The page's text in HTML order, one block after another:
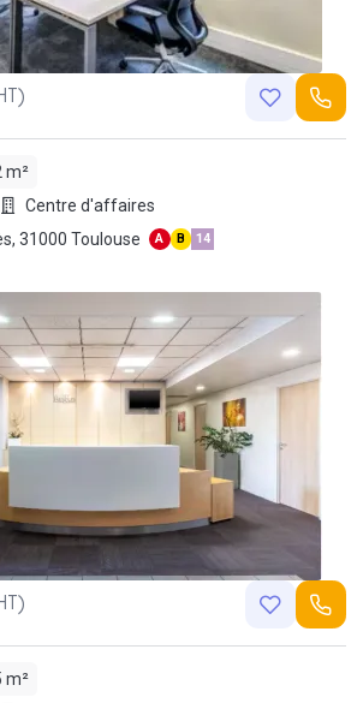
m²
Centre d'affaires
Allée Jean Jaurès, 31000 Toulouse
A B 14
m²